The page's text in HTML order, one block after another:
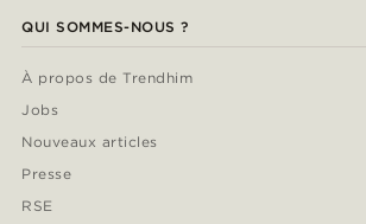
QUI SOMMES-NOUS ?
À propos de Trendhim
Jobs
Nouveaux articles
Presse
RSE